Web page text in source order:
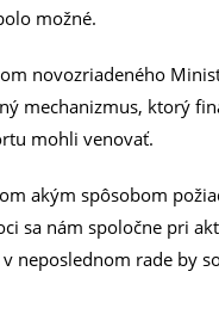
možné.
novozriadeného
mechanizmus, ktorý
mohli venovať.
akým spôsobom
sa nám spoločne pri
neposlednom rade by